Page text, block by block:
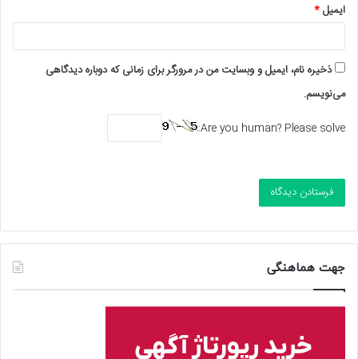
ایمیل*
ذخیره نام، ایمیل و وبسایت من در مرورگر برای زمانی که دوباره دیدگاهی
می‌نویسم.
Are you human? Please solve:
جهت هماهنگی